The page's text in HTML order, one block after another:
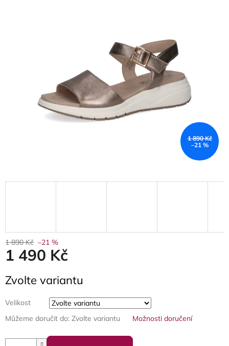
1 890 Kč
–21 %
1 890 Kč –21 %
1 490 Kč
cena:
Zvolte variantu
Velikost
Můžeme doručit do: Zvolte variantu Možnosti doručení